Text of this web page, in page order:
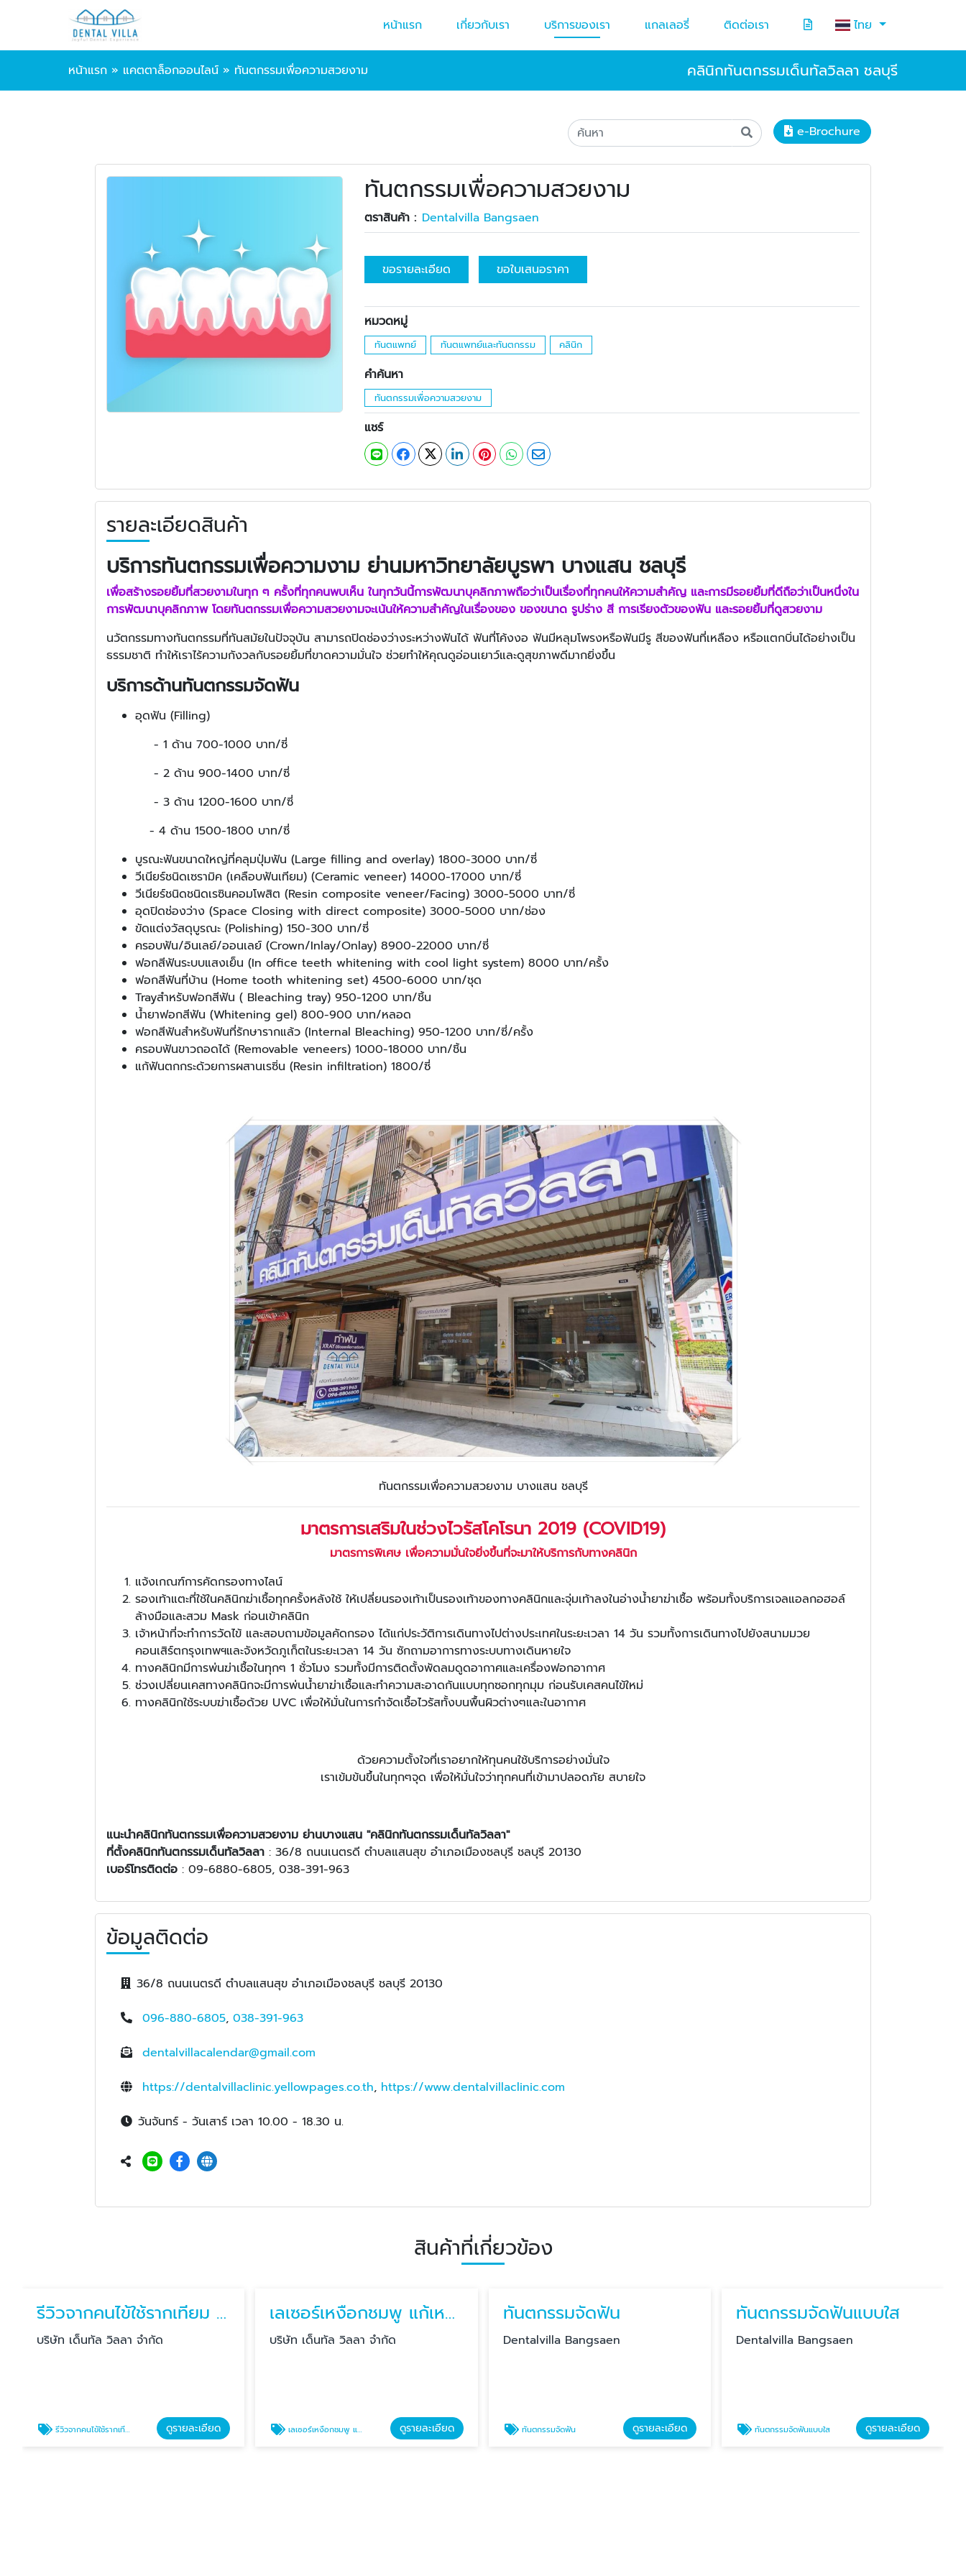
หน้าแรก เกี่ยวกับเรา บริการของเรา แกลเลอรี่ ติดต่อเรา ไทย
หน้าแรก » แคตตาล็อกออนไลน์ » ทันตกรรมเพื่อความสวยงาม คลินิกทันตกรรมเด็นทัลวิลลา ชลบุรี
e-Brochure
ทันตกรรมเพื่อความสวยงาม
ตราสินค้า : Dentalvilla Bangsaen
ขอรายละเอียด ขอใบเสนอราคา
หมวดหมู่
ทันตแพทย์ ทันตแพทย์และทันตกรรม คลินิก
คำค้นหา
ทันตกรรมเพื่อความสวยงาม
แชร์
รายละเอียดสินค้า
บริการทันตกรรมเพื่อความงาม ย่านมหาวิทยาลัยบูรพา บางแสน ชลบุรี
เพื่อสร้างรอยยิ้มที่สวยงามในทุก ๆ ครั้งที่ทุกคนพบเห็น ในทุกวันนี้การพัฒนาบุคลิกภาพถือว่าเป็นเรื่องที่ทุกคนให้ความสำคัญ และการมีรอยยิ้มที่ดีถือว่าเป็นหนึ่งใน
การพัฒนาบุคลิกภาพ โดยทันตกรรมเพื่อความสวยงามจะเน้นให้ความสำคัญในเรื่องของ ของขนาด รูปร่าง สี การเรียงตัวของฟัน และรอยยิ้มที่ดูสวยงาม
นวัตกรรมทางทันตกรรมที่ทันสมัยในปัจจุบัน สามารถปิดช่องว่างระหว่างฟันได้ ฟันที่โค้งงอ ฟันมีหลุมโพรงหรือฟันมีรู สีของฟันที่เหลือง หรือแตกบิ่นได้อย่างเป็น
ธรรมชาติ ทำให้เราไร้ความกังวลกับรอยยิ้มที่ขาดความมั่นใจ ช่วยทำให้คุณดูอ่อนเยาว์และดูสุขภาพดีมากยิ่งขึ้น
บริการด้านทันตกรรมจัดฟัน
อุดฟัน (Filling)
- 1 ด้าน 700-1000 บาท/ซี่
- 2 ด้าน 900-1400 บาท/ซี่
- 3 ด้าน 1200-1600 บาท/ซี่
- 4 ด้าน 1500-1800 บาท/ซี่
บูรณะฟันขนาดใหญ่ที่คลุมปุ่มฟัน (Large filling and overlay) 1800-3000 บาท/ซี่
วีเนียร์ชนิดเซรามิค (เคลือบฟันเทียม) (Ceramic veneer) 14000-17000 บาท/ซี่
วีเนียร์ชนิดชนิดเรซินคอมโพสิต (Resin composite veneer/Facing) 3000-5000 บาท/ซี่
อุดปิดช่องว่าง (Space Closing with direct composite) 3000-5000 บาท/ช่อง
ขัดแต่งวัสดุบูรณะ (Polishing) 150-300 บาท/ซี่
ครอบฟัน/อินเลย์/ออนเลย์ (Crown/Inlay/Onlay) 8900-22000 บาท/ซี่
ฟอกสีฟันระบบแสงเย็น (In office teeth whitening with cool light system) 8000 บาท/ครั้ง
ฟอกสีฟันที่บ้าน (Home tooth whitening set) 4500-6000 บาท/ชุด
Trayสำหรับฟอกสีฟัน ( Bleaching tray) 950-1200 บาท/ชิ้น
น้ำยาฟอกสีฟัน (Whitening gel) 800-900 บาท/หลอด
ฟอกสีฟันสำหรับฟันที่รักษารากแล้ว (Internal Bleaching) 950-1200 บาท/ซี่/ครั้ง
ครอบฟันขาวถอดได้ (Removable veneers) 1000-18000 บาท/ชิ้น
แก้ฟันตกกระด้วยการผสานเรซิ่น (Resin infiltration) 1800/ซี่
ทันตกรรมเพื่อความสวยงาม บางแสน ชลบุรี
มาตรการเสริมในช่วงไวรัสโคโรนา 2019 (COVID19)
มาตรการพิเศษ เพื่อความมั่นใจยิ่งขึ้นที่จะมาให้บริการกับทางคลินิก
แจ้งเกณฑ์การคัดกรองทางไลน์
รองเท้าแตะที่ใช้ในคลินิกฆ่าเชื้อทุกครั้งหลังใช้ ให้เปลี่ยนรองเท้าเป็นรองเท้าของทางคลินิกและจุ่มเท้าลงในอ่างน้ำยาฆ่าเชื้อ พร้อมทั้งบริการเจลแอลกอฮอล์
ล้างมือและสวม Mask ก่อนเข้าคลินิก
เจ้าหน้าที่จะทำการวัดไข้ และสอบถามข้อมูลคัดกรอง ได้แก่ประวัติการเดินทางไปต่างประเทศในระยะเวลา 14 วัน รวมทั้งการเดินทางไปยังสนามมวย
คอนเสิร์ตกรุงเทพฯและจังหวัดภูเก็ตในระยะเวลา 14 วัน ซักถามอาการทางระบบทางเดินหายใจ
ทางคลินิกมีการพ่นฆ่าเชื้อในทุกๆ 1 ชั่วโมง รวมทั้งมีการติดตั้งพัดลมดูดอากาศและเครื่องฟอกอากาศ
ช่วงเปลี่ยนเคสทางคลินิกจะมีการพ่นน้ำยาฆ่าเชื้อและทำความสะอาดกันแบบทุกซอกทุกมุม ก่อนรับเคสคนไข้ใหม่
ทางคลินิกใช้ระบบฆ่าเชื้อด้วย UVC เพื่อให้มั่นในการกำจัดเชื้อไวรัสทั้งบนพื้นผิวต่างๆและในอากาศ
ด้วยความตั้งใจที่เราอยากให้ทุนคนใช้บริการอย่างมั่นใจ
เราเข้มข้นขึ้นในทุกๆจุด เพื่อให้มั่นใจว่าทุกคนที่เข้ามาปลอดภัย สบายใจ
แนะนำคลินิกทันตกรรมเพื่อความสวยงาม ย่านบางแสน "คลินิกทันตกรรมเด็นทัลวิลลา"
ที่ตั้งคลินิกทันตกรรมเด็นทัลวิลลา : 36/8 ถนนเนตรดี ตำบลแสนสุข อำเภอเมืองชลบุรี ชลบุรี 20130
เบอร์โทรติดต่อ : 09-6880-6805, 038-391-963
ข้อมูลติดต่อ
36/8 ถนนเนตรดี ตำบลแสนสุข อำเภอเมืองชลบุรี ชลบุรี 20130
096-880-6805, 038-391-963
dentalvillacalendar@gmail.com
https://dentalvillaclinic.yellowpages.co.th, https://www.dentalvillaclinic.com
วันจันทร์ - วันเสาร์ เวลา 10.00 - 18.30 น.
สินค้าที่เกี่ยวข้อง
รีวิวจากคนไข้ใช้รากเทียม คลินิกบางแสน
บริษัท เด็นทัล วิลลา จำกัด
รีวิวจากคนไข้ใช้รากเทียม คลินิกบางแสน ดูรายละเอียด
เลเซอร์เหงือกชมพู แก้เหงือกดำ
บริษัท เด็นทัล วิลลา จำกัด
เลเซอร์เหงือกชมพู แก้เหงือกดำ บางแสน ดูรายละเอียด
ทันตกรรมจัดฟัน
Dentalvilla Bangsaen
ทันตกรรมจัดฟัน ดูรายละเอียด
ทันตกรรมจัดฟันแบบใส
Dentalvilla Bangsaen
ทันตกรรมจัดฟันแบบใส ดูรายละเอียด